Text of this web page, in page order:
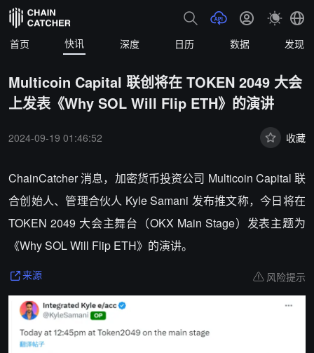
首页 快讯 深度 日历 数据 发现
Multicoin Capital 联创将在 TOKEN 2049 大会
上发表《Why SOL Will Flip ETH》的演讲
2024-09-19 01:46:52 收藏
ChainCatcher 消息，加密货币投资公司 Multicoin Capital 联
合创始人、管理合伙人 Kyle Samani 发布推文称，今日将在
TOKEN 2049 大会主舞台（OKX Main Stage）发表主题为
《Why SOL Will Flip ETH》的演讲。
来源 风险提示